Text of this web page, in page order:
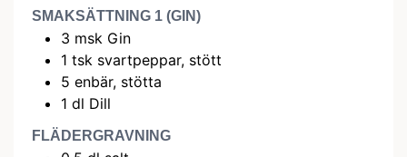
SMAKSÄTTNING 1 (GIN)
3 msk Gin
1 tsk svartpeppar, stött
5 enbär, stötta
1 dl Dill
FLÄDERGRAVNING